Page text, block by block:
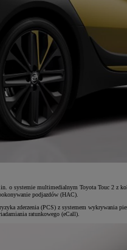
o systemie multimedialnym Toyota Touc 2 z
podjazdów (HAC).
zderzenia (PCS) z systemem
ratunkowego (eCall).